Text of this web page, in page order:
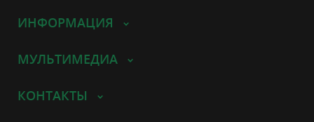
ИНФОРМАЦИЯ
МУЛЬТИМЕДИА
КОНТАКТЫ